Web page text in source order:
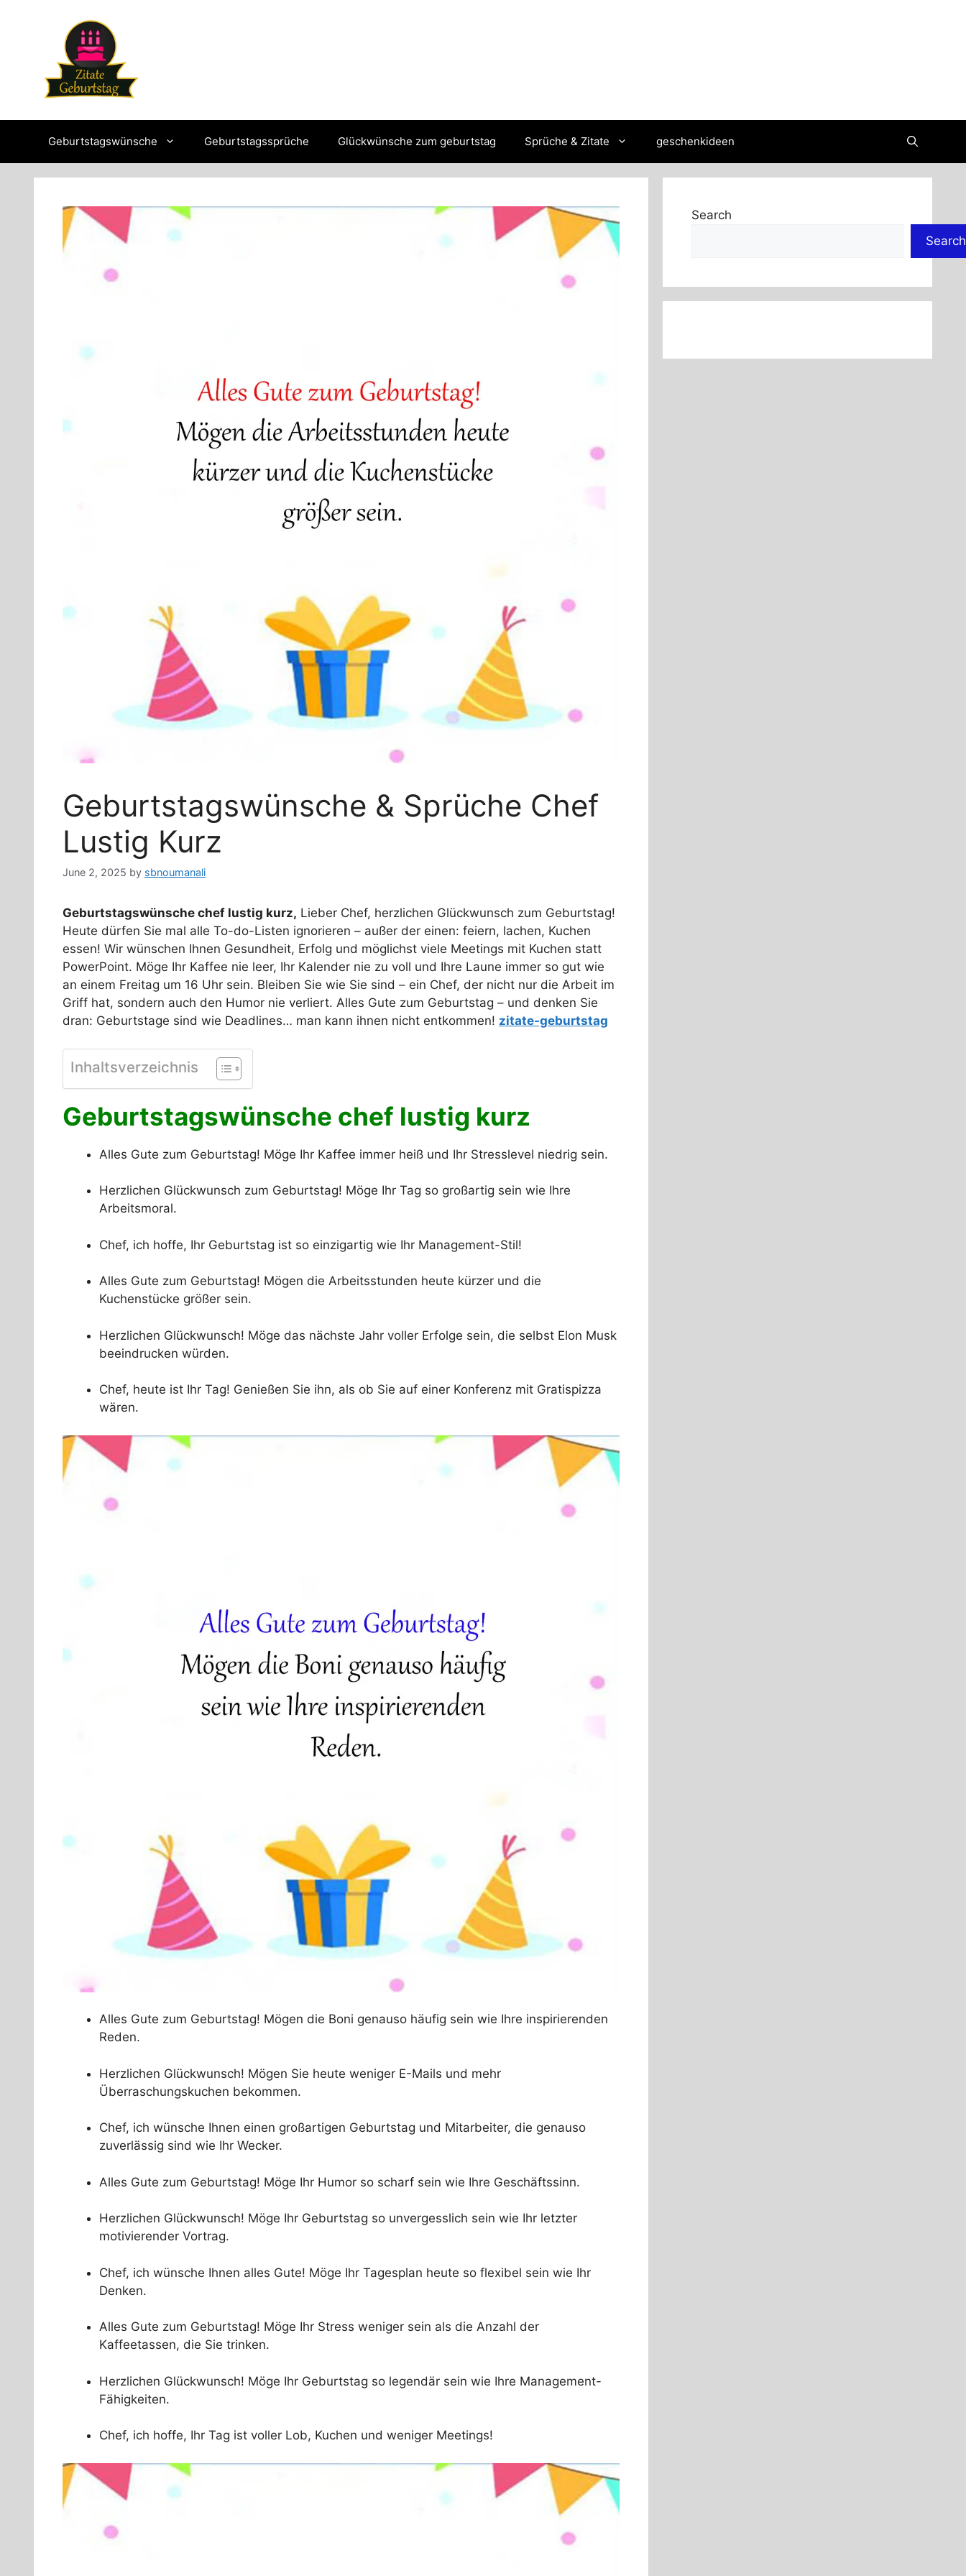
Geburtstagswünsche Geburtstagssprüche Glückwünsche zum geburtstag Sprüche & Zitate geschenkideen
Geburtstagswünsche & Sprüche Chef
Lustig Kurz
June 2, 2025 by sbnoumanali
Geburtstagswünsche chef lustig kurz, Lieber Chef, herzlichen Glückwunsch zum Geburtstag!
Heute dürfen Sie mal alle To-do-Listen ignorieren – außer der einen: feiern, lachen, Kuchen
essen! Wir wünschen Ihnen Gesundheit, Erfolg und möglichst viele Meetings mit Kuchen statt
PowerPoint. Möge Ihr Kaffee nie leer, Ihr Kalender nie zu voll und Ihre Laune immer so gut wie
an einem Freitag um 16 Uhr sein. Bleiben Sie wie Sie sind – ein Chef, der nicht nur die Arbeit im
Griff hat, sondern auch den Humor nie verliert. Alles Gute zum Geburtstag – und denken Sie
dran: Geburtstage sind wie Deadlines… man kann ihnen nicht entkommen! zitate-geburtstag
Inhaltsverzeichnis
Geburtstagswünsche chef lustig kurz
Alles Gute zum Geburtstag! Möge Ihr Kaffee immer heiß und Ihr Stresslevel niedrig sein.
Herzlichen Glückwunsch zum Geburtstag! Möge Ihr Tag so großartig sein wie Ihre
Arbeitsmoral.
Chef, ich hoffe, Ihr Geburtstag ist so einzigartig wie Ihr Management-Stil!
Alles Gute zum Geburtstag! Mögen die Arbeitsstunden heute kürzer und die
Kuchenstücke größer sein.
Herzlichen Glückwunsch! Möge das nächste Jahr voller Erfolge sein, die selbst Elon Musk
beeindrucken würden.
Chef, heute ist Ihr Tag! Genießen Sie ihn, als ob Sie auf einer Konferenz mit Gratispizza
wären.
Alles Gute zum Geburtstag! Mögen die Boni genauso häufig sein wie Ihre inspirierenden
Reden.
Herzlichen Glückwunsch! Mögen Sie heute weniger E-Mails und mehr
Überraschungskuchen bekommen.
Chef, ich wünsche Ihnen einen großartigen Geburtstag und Mitarbeiter, die genauso
zuverlässig sind wie Ihr Wecker.
Alles Gute zum Geburtstag! Möge Ihr Humor so scharf sein wie Ihre Geschäftssinn.
Herzlichen Glückwunsch! Möge Ihr Geburtstag so unvergesslich sein wie Ihr letzter
motivierender Vortrag.
Chef, ich wünsche Ihnen alles Gute! Möge Ihr Tagesplan heute so flexibel sein wie Ihr
Denken.
Alles Gute zum Geburtstag! Möge Ihr Stress weniger sein als die Anzahl der
Kaffeetassen, die Sie trinken.
Herzlichen Glückwunsch! Möge Ihr Geburtstag so legendär sein wie Ihre Management-
Fähigkeiten.
Chef, ich hoffe, Ihr Tag ist voller Lob, Kuchen und weniger Meetings!
Search
Search